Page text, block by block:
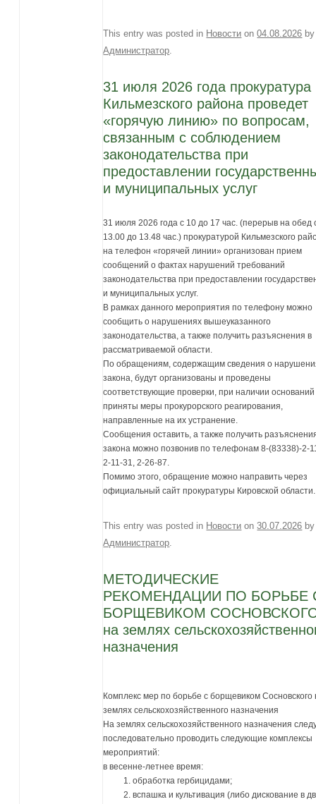
This entry was posted in Новости on04.08.2026 by
Администратор
31 июля 2026 года прокуратура
Кильмезского района проведет
«горячую линию» по вопросам,
связанным с соблюдением
законодательства при
предоставлении
и муниципальных услуг
31 июля 2026 года с 10 до 17 час. (перерыв на обед
13.00 до 13.48 час.) прокуратурой Кильмезского
на телефон «горячей линии» организован прием
сообщений о фактах нарушений требований
законодательства при предоставлении
и муниципальных услуг.
В рамках данного мероприятия по телефону можно
сообщить о нарушениях вышеуказанного
законодательства, а также получить разъяснения в
рассматриваемой области.
По обращениям, содержащим сведения о
закона, будут организованы и проведены
соответствующие проверки, при наличии оснований
приняты меры прокурорского реагирования,
направленные на их устранение.
Сообщения оставить, а также получить
закона можно позвонив по телефонам 8-(83338)-2-
2-11-31, 2-26-87.
Помимо этого, обращение можно направить через
официальный сайт прокуратуры Кировской области.
This entry was posted in Новости on30.07.2026 by
Администратор
МЕТОДИЧЕСКИЕ
РЕКОМЕНДАЦИИ ПО БОРЬБЕ
БОРЩЕВИКОМ
на землях
назначения
Комплекс мер по борьбе с борщевиком Сосновского
землях сельскохозяйственного назначения
На землях сельскохозяйственного назначения
последовательно проводить следующие комплексы
мероприятий:
в весенне-летнее время:
обработка гербицидами;
вспашка и культивация (либо дискование в